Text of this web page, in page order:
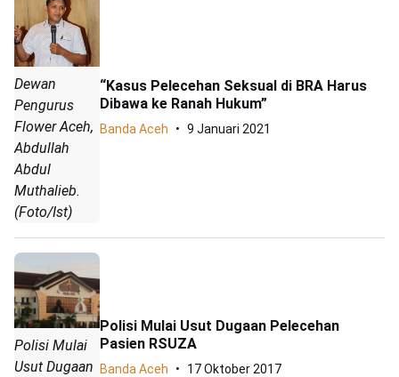
Dewan
Pengurus
Flower Aceh,
Abdullah
Abdul
Muthalieb.
(Foto/Ist)
“Kasus Pelecehan Seksual di BRA Harus
Dibawa ke Ranah Hukum”
Banda Aceh 9 Januari 2021
Polisi Mulai
Usut Dugaan
Polisi Mulai Usut Dugaan Pelecehan
Pasien RSUZA
Banda Aceh 17 Oktober 2017